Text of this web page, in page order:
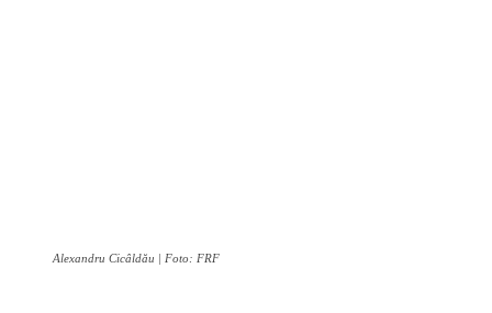
Alexandru Cicâldău | Foto: FRF